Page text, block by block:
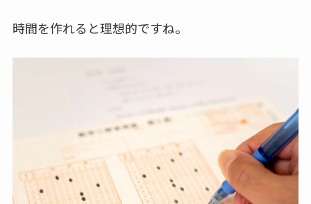
時間を作れると理想的ですね。